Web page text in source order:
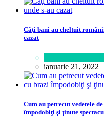
Câţi bani au cheltuit
cazat
ianuarie 21, 2022
Cum au petrecut vedetele
împodobiţi şi ţinute